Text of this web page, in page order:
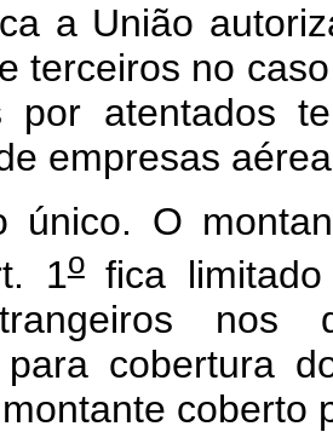
a União
terceiros no
por atentados
empresas
único. O
1ofica limitado
nos
para cobertura
coberto